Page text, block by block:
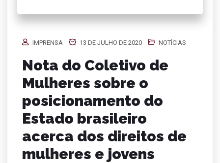
IMPRENSA 13 DE JULHO DE 2020 NOTÍCIAS
Nota do Coletivo de
Mulheres sobre o
posicionamento do
Estado brasileiro
acerca dos direitos de
mulheres e jovens